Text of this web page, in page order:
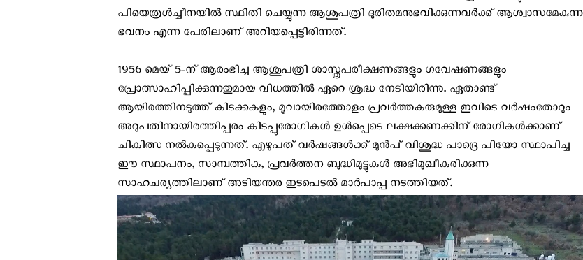
പിയെത്രൾച്ചീനയില്‍ സ്ഥിതി ചെയ്യുന്ന ആശുപത്രി ദുരിതമനുഭവിക്കുന്നവർക്ക് ആശ്വാസമേകുന്ന
ഭവനം എന്ന പേരിലാണ് അറിയപ്പെട്ടിരിന്നത്.
1956 മെയ് 5-ന് ആരംഭിച്ച ആശുപത്രി ശാസ്ത്രപരീക്ഷണങ്ങളും ഗവേഷണങ്ങളും
പ്രോത്സാഹിപ്പിക്കുന്നതുമായ വിധത്തില്‍ ഏറെ ശ്രദ്ധ നേടിയിരിന്നു. ഏതാണ്ട്
ആയിരത്തിനടുത്ത് കിടക്കകളും, മൂവായിരത്തോളം പ്രവർത്തകരുമുള്ള ഇവിടെ വർഷംതോറും
അറുപതിനായിരത്തിപ്പരം കിടപ്പുരോഗികൾ ഉൾപ്പെടെ ലക്ഷക്കണക്കിന് രോഗികൾക്കാണ്
ചികിത്സ നൽകപ്പെടുന്നത്. എഴുപത് വർഷങ്ങൾക്ക് മുൻപ് വിശുദ്ധ പാദ്രെ പിയോ സ്ഥാപിച്ച
ഈ സ്ഥാപനം, സാമ്പത്തിക, പ്രവർത്തന ബുദ്ധിമുട്ടുകൾ അഭിമുഖീകരിക്കുന്ന
സാഹചര്യത്തിലാണ് അടിയന്തര ഇടപെടല്‍ മാര്‍പാപ്പ നടത്തിയത്.